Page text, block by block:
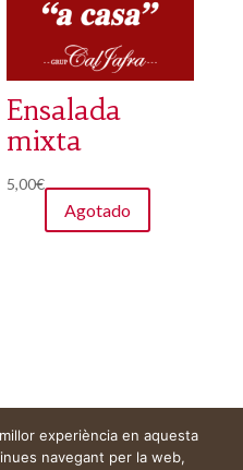
Ensalada
mixta
5,00€
Agotado
Mi cuenta
experiència en aquesta
navegant per la web,